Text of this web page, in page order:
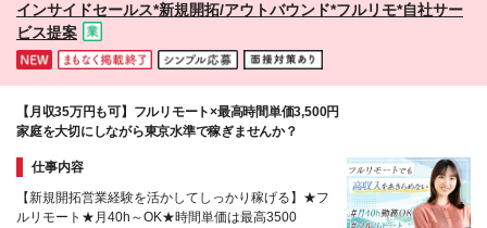
インサイドセールス*新規開拓/アウトバウンド*フルリモ*自社サー
ビス提案
【月収35万円も可】フルリモート×最高時間単価3,500円
家庭を大切にしながら東京水準で稼ぎませんか？
仕事内容
【新規開拓営業経験を活かしてしっかり稼げる】★フ
ルリモート★月40h～OK★時間単価は最高3500